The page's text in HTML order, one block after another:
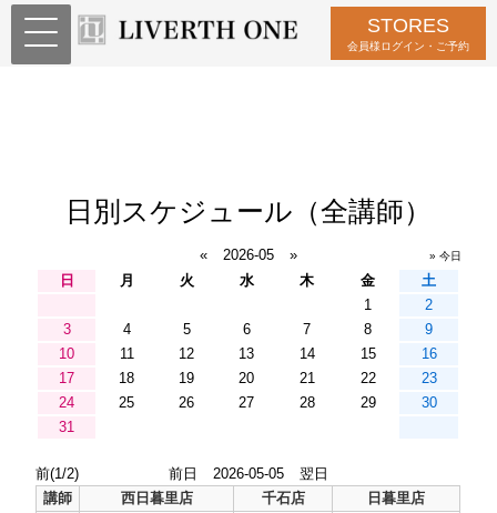
STORES
会員様ログイン・ご予約
日別スケジュール（全講師）
« 2026-05 » » 今日
日 月 火 水 木 金
土
1
2
3
4 5 6 7 8
9
10
11 12 13 14 15
16
17
18 19 20 21 22
23
24
25 26 27 28 29
30
31
前(1/2) 前日 2026-05-05
翌日
講師
西日暮里店 千石店
日暮里店